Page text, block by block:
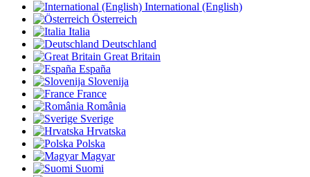
International (English)
Österreich
Italia
Deutschland
Great Britain
España
Slovenija
France
România
Sverige
Hrvatska
Polska
Magyar
Suomi